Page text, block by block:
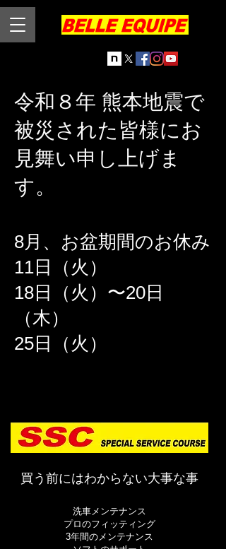
令和８年 熊本地震で
被災された皆様にお
見舞い申し上げま
す。
8月、お盆期間のお休み
11日（火）
18日（火）〜20日
（木）
​25日（火）
買う前にはわからない大事な事
洗車メンテナンス
プロのフィッティング
3年間のメンテナンス